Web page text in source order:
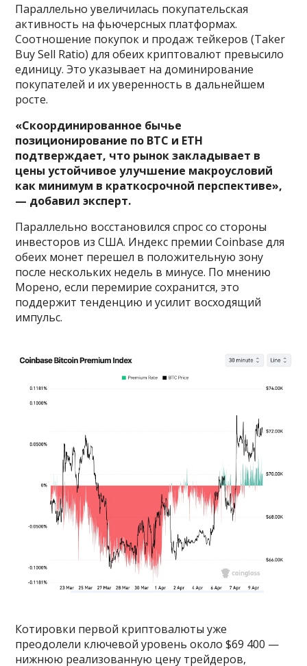
Параллельно увеличилась покупательская
активность на фьючерсных платформах.
Соотношение покупок и продаж тейкеров (Taker
Buy Sell Ratio) для обеих криптовалют превысило
единицу. Это указывает на доминирование
покупателей и их уверенность в дальнейшем
росте.
«Скоординированное бычье
позиционирование по BTC и ETH
подтверждает, что рынок закладывает в
цены устойчивое улучшение макроусловий
как минимум в краткосрочной перспективе»,
— добавил эксперт.
Параллельно восстановился спрос со стороны
инвесторов из США. Индекс премии Coinbase для
обеих монет перешел в положительную зону
после нескольких недель в минусе. По мнению
Морено, если перемирие сохранится, это
поддержит тенденцию и усилит восходящий
импульс.
Котировки первой криптовалюты уже
преодолели ключевой уровень около $69 400 —
нижнюю реализованную цену трейдеров,